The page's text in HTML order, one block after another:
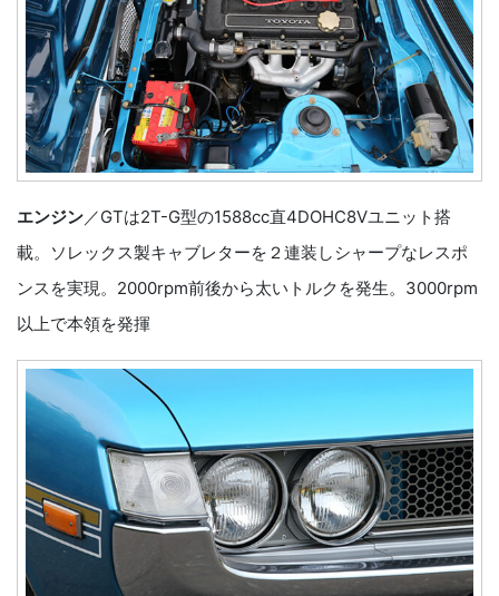
エンジン／GTは2T-G型の1588cc直4DOHC8Vユニット搭
載。ソレックス製キャブレターを２連装しシャープなレスポ
ンスを実現。2000rpm前後から太いトルクを発生。3000rpm
以上で本領を発揮